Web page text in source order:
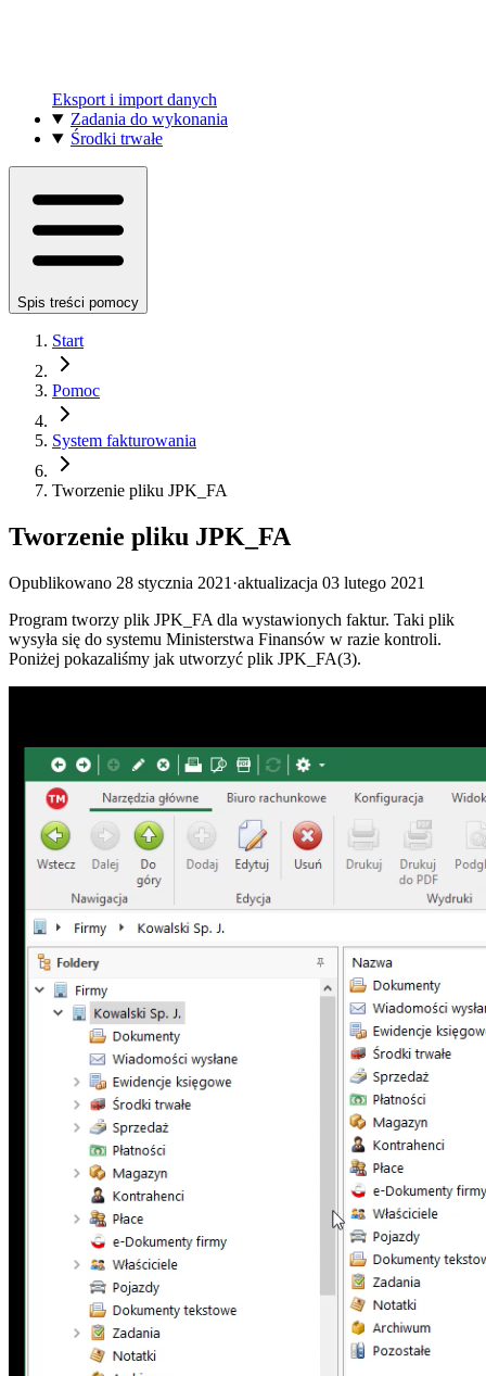
Eksport i import danych
Zadania do wykonania
Środki trwałe
Spis treści pomocy
Start
Pomoc
System fakturowania
Tworzenie pliku JPK_FA
Tworzenie pliku JPK_FA
Opublikowano 28 stycznia 2021 ·aktualizacja 03 lutego 2021
Program tworzy plik JPK_FA dla wystawionych faktur. Taki plik
wysyła się do systemu Ministerstwa Finansów w razie kontroli.
Poniżej pokazaliśmy jak utworzyć plik JPK_FA(3).